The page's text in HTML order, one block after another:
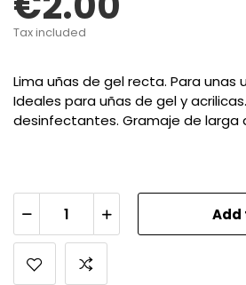
Tax included
Lima uñas de gel recta. Para unas
Ideales para uñas de gel y
desinfectantes. Gramaje de larga
Add